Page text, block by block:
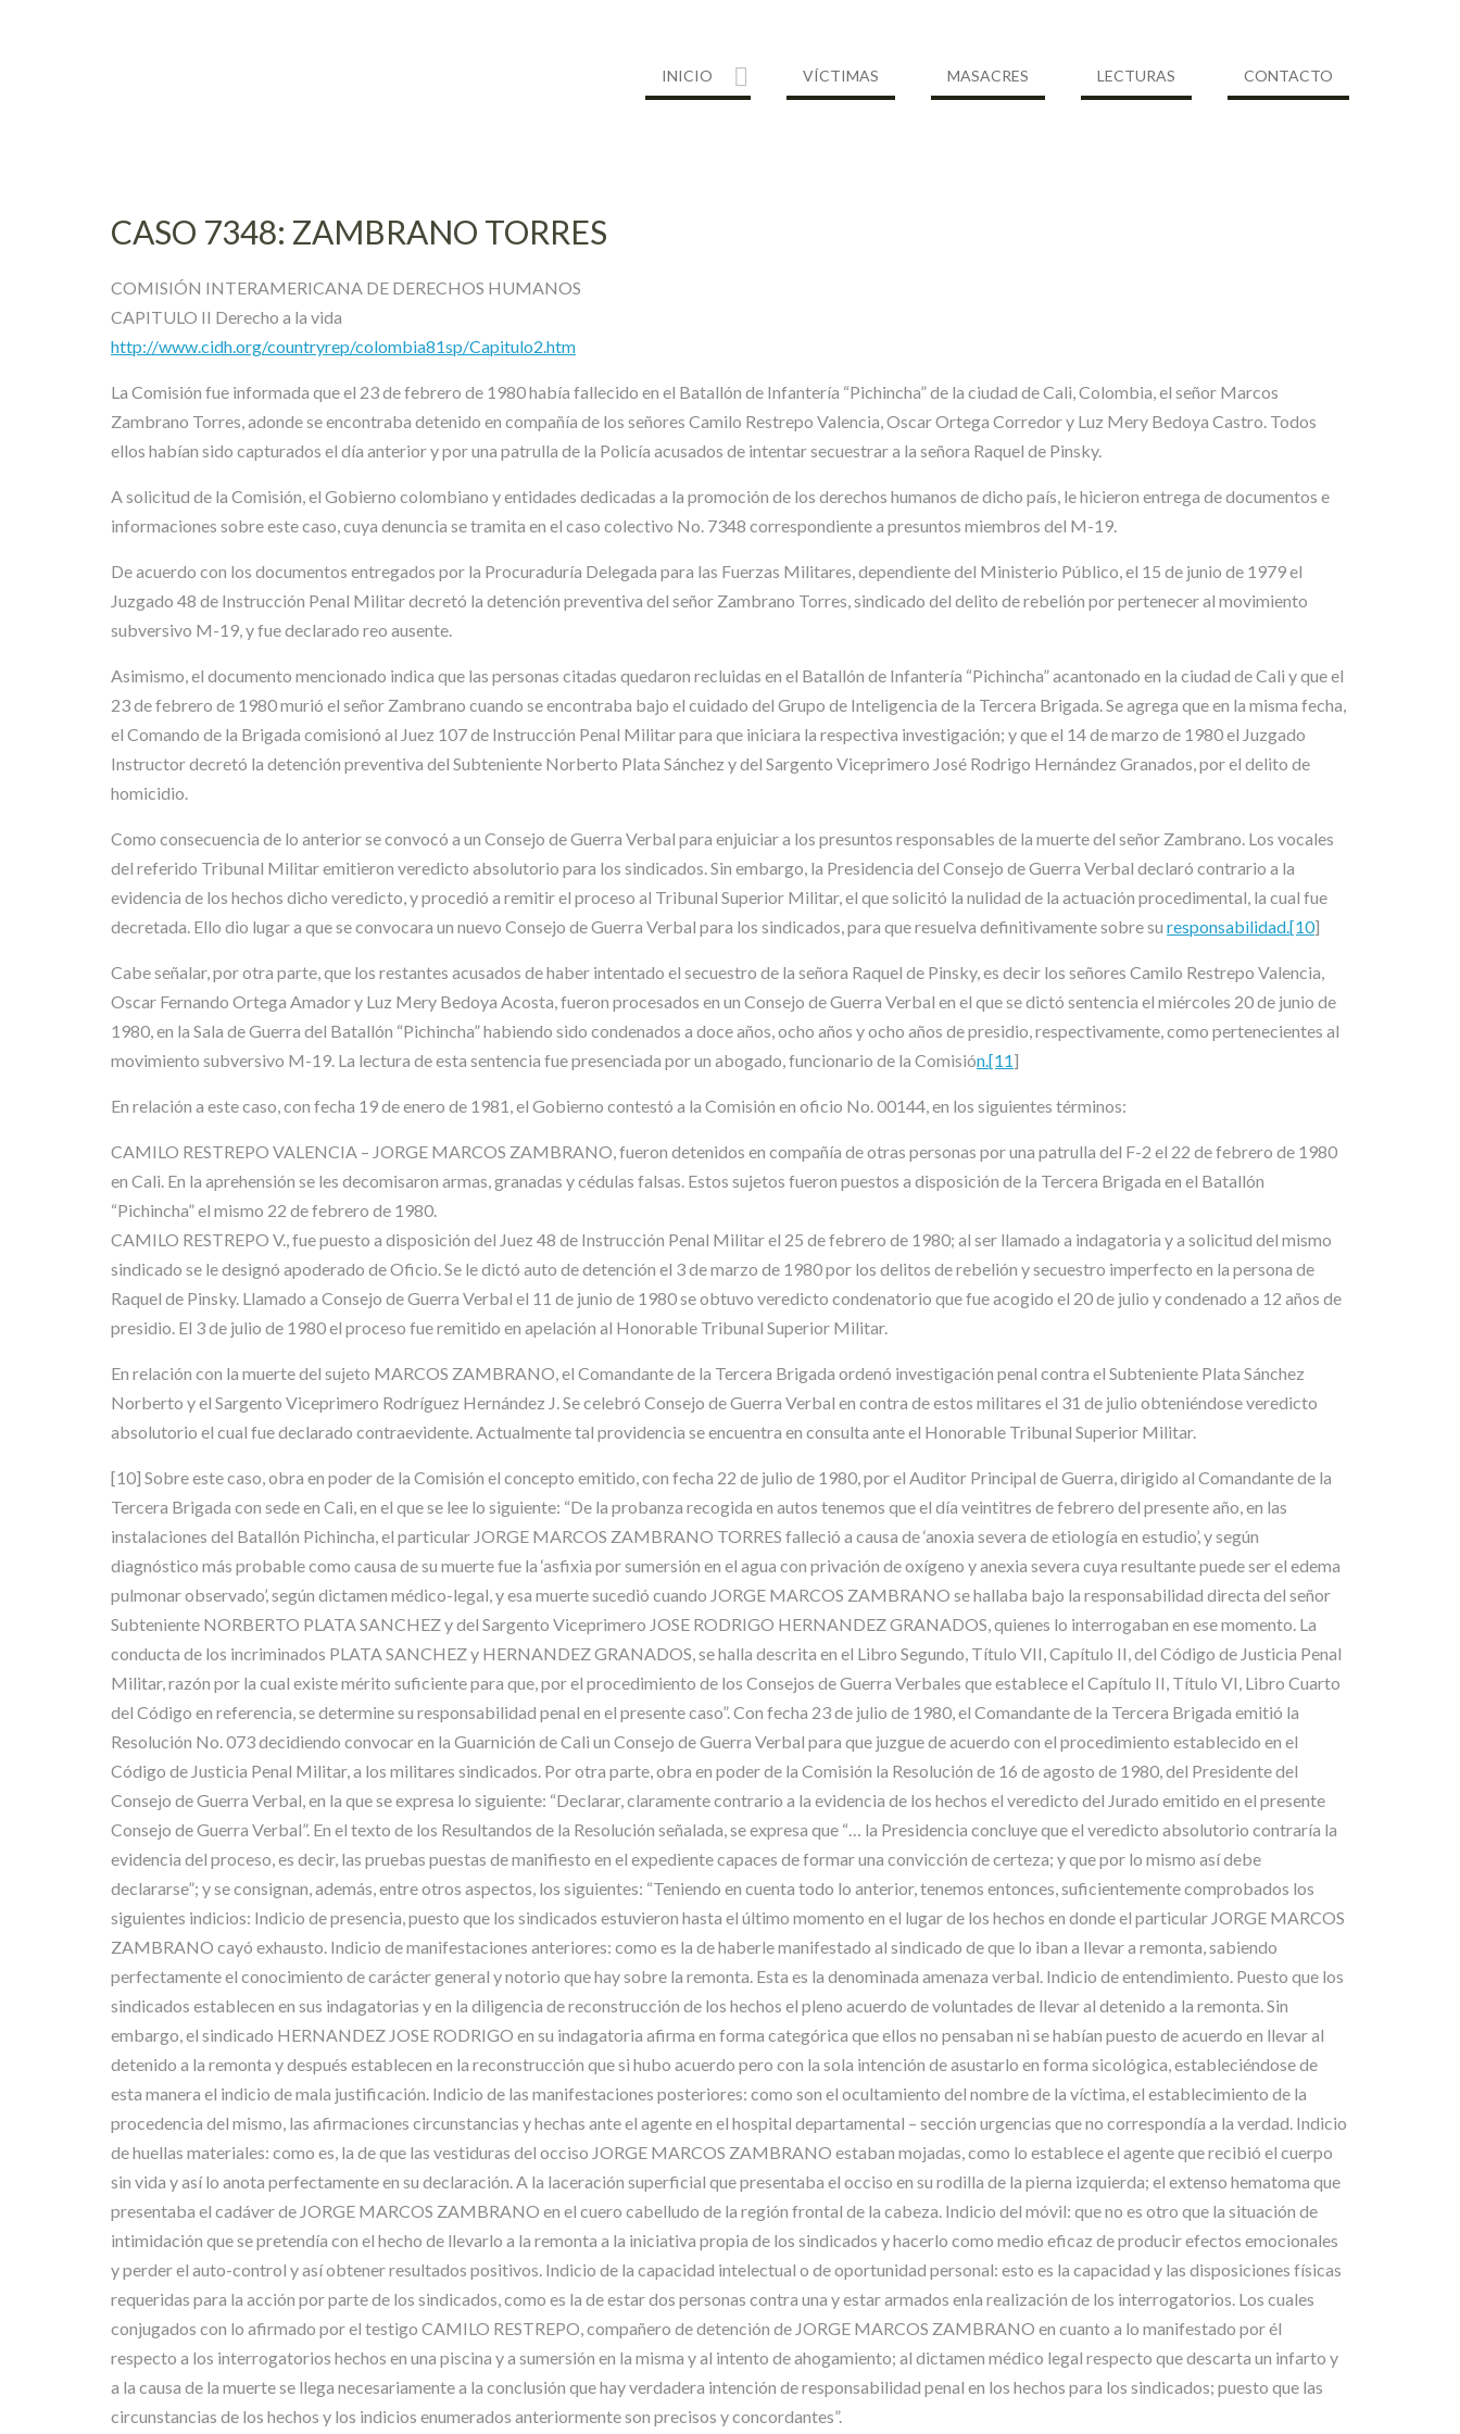
INICIO VÍCTIMAS MASACRES LECTURAS CONTACTO
CASO 7348: ZAMBRANO TORRES
COMISIÓN INTERAMERICANA DE DERECHOS HUMANOS
CAPITULO II Derecho a la vida
http://www.cidh.org/countryrep/colombia81sp/Capitulo2.htm
La Comisión fue informada que el 23 de febrero de 1980 había fallecido en el Batallón de Infantería “Pichincha” de la ciudad de Cali, Colombia, el señor Marcos
Zambrano Torres, adonde se encontraba detenido en compañía de los señores Camilo Restrepo Valencia, Oscar Ortega Corredor y Luz Mery Bedoya Castro. Todos
ellos habían sido capturados el día anterior y por una patrulla de la Policía acusados de intentar secuestrar a la señora Raquel de Pinsky.
A solicitud de la Comisión, el Gobierno colombiano y entidades dedicadas a la promoción de los derechos humanos de dicho país, le hicieron entrega de documentos e
informaciones sobre este caso, cuya denuncia se tramita en el caso colectivo No. 7348 correspondiente a presuntos miembros del M-19.
De acuerdo con los documentos entregados por la Procuraduría Delegada para las Fuerzas Militares, dependiente del Ministerio Público, el 15 de junio de 1979 el
Juzgado 48 de Instrucción Penal Militar decretó la detención preventiva del señor Zambrano Torres, sindicado del delito de rebelión por pertenecer al movimiento
subversivo M-19, y fue declarado reo ausente.
Asimismo, el documento mencionado indica que las personas citadas quedaron recluidas en el Batallón de Infantería “Pichincha” acantonado en la ciudad de Cali y que el
23 de febrero de 1980 murió el señor Zambrano cuando se encontraba bajo el cuidado del Grupo de Inteligencia de la Tercera Brigada. Se agrega que en la misma fecha,
el Comando de la Brigada comisionó al Juez 107 de Instrucción Penal Militar para que iniciara la respectiva investigación; y que el 14 de marzo de 1980 el Juzgado
Instructor decretó la detención preventiva del Subteniente Norberto Plata Sánchez y del Sargento Viceprimero José Rodrigo Hernández Granados, por el delito de
homicidio.
Como consecuencia de lo anterior se convocó a un Consejo de Guerra Verbal para enjuiciar a los presuntos responsables de la muerte del señor Zambrano. Los vocales
del referido Tribunal Militar emitieron veredicto absolutorio para los sindicados. Sin embargo, la Presidencia del Consejo de Guerra Verbal declaró contrario a la
evidencia de los hechos dicho veredicto, y procedió a remitir el proceso al Tribunal Superior Militar, el que solicitó la nulidad de la actuación procedimental, la cual fue
decretada. Ello dio lugar a que se convocara un nuevo Consejo de Guerra Verbal para los sindicados, para que resuelva definitivamente sobre su responsabilidad.[10]
Cabe señalar, por otra parte, que los restantes acusados de haber intentado el secuestro de la señora Raquel de Pinsky, es decir los señores Camilo Restrepo Valencia,
Oscar Fernando Ortega Amador y Luz Mery Bedoya Acosta, fueron procesados en un Consejo de Guerra Verbal en el que se dictó sentencia el miércoles 20 de junio de
1980, en la Sala de Guerra del Batallón “Pichincha” habiendo sido condenados a doce años, ocho años y ocho años de presidio, respectivamente, como pertenecientes al
movimiento subversivo M-19. La lectura de esta sentencia fue presenciada por un abogado, funcionario de la Comisión.[11]
En relación a este caso, con fecha 19 de enero de 1981, el Gobierno contestó a la Comisión en oficio No. 00144, en los siguientes términos:
CAMILO RESTREPO VALENCIA – JORGE MARCOS ZAMBRANO, fueron detenidos en compañía de otras personas por una patrulla del F-2 el 22 de febrero de 1980
en Cali. En la aprehensión se les decomisaron armas, granadas y cédulas falsas. Estos sujetos fueron puestos a disposición de la Tercera Brigada en el Batallón
“Pichincha” el mismo 22 de febrero de 1980.
CAMILO RESTREPO V., fue puesto a disposición del Juez 48 de Instrucción Penal Militar el 25 de febrero de 1980; al ser llamado a indagatoria y a solicitud del mismo
sindicado se le designó apoderado de Oficio. Se le dictó auto de detención el 3 de marzo de 1980 por los delitos de rebelión y secuestro imperfecto en la persona de
Raquel de Pinsky. Llamado a Consejo de Guerra Verbal el 11 de junio de 1980 se obtuvo veredicto condenatorio que fue acogido el 20 de julio y condenado a 12 años de
presidio. El 3 de julio de 1980 el proceso fue remitido en apelación al Honorable Tribunal Superior Militar.
En relación con la muerte del sujeto MARCOS ZAMBRANO, el Comandante de la Tercera Brigada ordenó investigación penal contra el Subteniente Plata Sánchez
Norberto y el Sargento Viceprimero Rodríguez Hernández J. Se celebró Consejo de Guerra Verbal en contra de estos militares el 31 de julio obteniéndose veredicto
absolutorio el cual fue declarado contraevidente. Actualmente tal providencia se encuentra en consulta ante el Honorable Tribunal Superior Militar.
[10] Sobre este caso, obra en poder de la Comisión el concepto emitido, con fecha 22 de julio de 1980, por el Auditor Principal de Guerra, dirigido al Comandante de la
Tercera Brigada con sede en Cali, en el que se lee lo siguiente: “De la probanza recogida en autos tenemos que el día veintitres de febrero del presente año, en las
instalaciones del Batallón Pichincha, el particular JORGE MARCOS ZAMBRANO TORRES falleció a causa de ‘anoxia severa de etiología en estudio’, y según
diagnóstico más probable como causa de su muerte fue la ‘asfixia por sumersión en el agua con privación de oxígeno y anexia severa cuya resultante puede ser el edema
pulmonar observado’, según dictamen médico-legal, y esa muerte sucedió cuando JORGE MARCOS ZAMBRANO se hallaba bajo la responsabilidad directa del señor
Subteniente NORBERTO PLATA SANCHEZ y del Sargento Viceprimero JOSE RODRIGO HERNANDEZ GRANADOS, quienes lo interrogaban en ese momento. La
conducta de los incriminados PLATA SANCHEZ y HERNANDEZ GRANADOS, se halla descrita en el Libro Segundo, Título VII, Capítulo II, del Código de Justicia Penal
Militar, razón por la cual existe mérito suficiente para que, por el procedimiento de los Consejos de Guerra Verbales que establece el Capítulo II, Título VI, Libro Cuarto
del Código en referencia, se determine su responsabilidad penal en el presente caso”. Con fecha 23 de julio de 1980, el Comandante de la Tercera Brigada emitió la
Resolución No. 073 decidiendo convocar en la Guarnición de Cali un Consejo de Guerra Verbal para que juzgue de acuerdo con el procedimiento establecido en el
Código de Justicia Penal Militar, a los militares sindicados. Por otra parte, obra en poder de la Comisión la Resolución de 16 de agosto de 1980, del Presidente del
Consejo de Guerra Verbal, en la que se expresa lo siguiente: “Declarar, claramente contrario a la evidencia de los hechos el veredicto del Jurado emitido en el presente
Consejo de Guerra Verbal”. En el texto de los Resultandos de la Resolución señalada, se expresa que “… la Presidencia concluye que el veredicto absolutorio contraría la
evidencia del proceso, es decir, las pruebas puestas de manifiesto en el expediente capaces de formar una convicción de certeza; y que por lo mismo así debe
declararse”; y se consignan, además, entre otros aspectos, los siguientes: “Teniendo en cuenta todo lo anterior, tenemos entonces, suficientemente comprobados los
siguientes indicios: Indicio de presencia, puesto que los sindicados estuvieron hasta el último momento en el lugar de los hechos en donde el particular JORGE MARCOS
ZAMBRANO cayó exhausto. Indicio de manifestaciones anteriores: como es la de haberle manifestado al sindicado de que lo iban a llevar a remonta, sabiendo
perfectamente el conocimiento de carácter general y notorio que hay sobre la remonta. Esta es la denominada amenaza verbal. Indicio de entendimiento. Puesto que los
sindicados establecen en sus indagatorias y en la diligencia de reconstrucción de los hechos el pleno acuerdo de voluntades de llevar al detenido a la remonta. Sin
embargo, el sindicado HERNANDEZ JOSE RODRIGO en su indagatoria afirma en forma categórica que ellos no pensaban ni se habían puesto de acuerdo en llevar al
detenido a la remonta y después establecen en la reconstrucción que si hubo acuerdo pero con la sola intención de asustarlo en forma sicológica, estableciéndose de
esta manera el indicio de mala justificación. Indicio de las manifestaciones posteriores: como son el ocultamiento del nombre de la víctima, el establecimiento de la
procedencia del mismo, las afirmaciones circunstancias y hechas ante el agente en el hospital departamental – sección urgencias que no correspondía a la verdad. Indicio
de huellas materiales: como es, la de que las vestiduras del occiso JORGE MARCOS ZAMBRANO estaban mojadas, como lo establece el agente que recibió el cuerpo
sin vida y así lo anota perfectamente en su declaración. A la laceración superficial que presentaba el occiso en su rodilla de la pierna izquierda; el extenso hematoma que
presentaba el cadáver de JORGE MARCOS ZAMBRANO en el cuero cabelludo de la región frontal de la cabeza. Indicio del móvil: que no es otro que la situación de
intimidación que se pretendía con el hecho de llevarlo a la remonta a la iniciativa propia de los sindicados y hacerlo como medio eficaz de producir efectos emocionales
y perder el auto-control y así obtener resultados positivos. Indicio de la capacidad intelectual o de oportunidad personal: esto es la capacidad y las disposiciones físicas
requeridas para la acción por parte de los sindicados, como es la de estar dos personas contra una y estar armados enla realización de los interrogatorios. Los cuales
conjugados con lo afirmado por el testigo CAMILO RESTREPO, compañero de detención de JORGE MARCOS ZAMBRANO en cuanto a lo manifestado por él
respecto a los interrogatorios hechos en una piscina y a sumersión en la misma y al intento de ahogamiento; al dictamen médico legal respecto que descarta un infarto y
a la causa de la muerte se llega necesariamente a la conclusión que hay verdadera intención de responsabilidad penal en los hechos para los sindicados; puesto que las
circunstancias de los hechos y los indicios enumerados anteriormente son precisos y concordantes”.